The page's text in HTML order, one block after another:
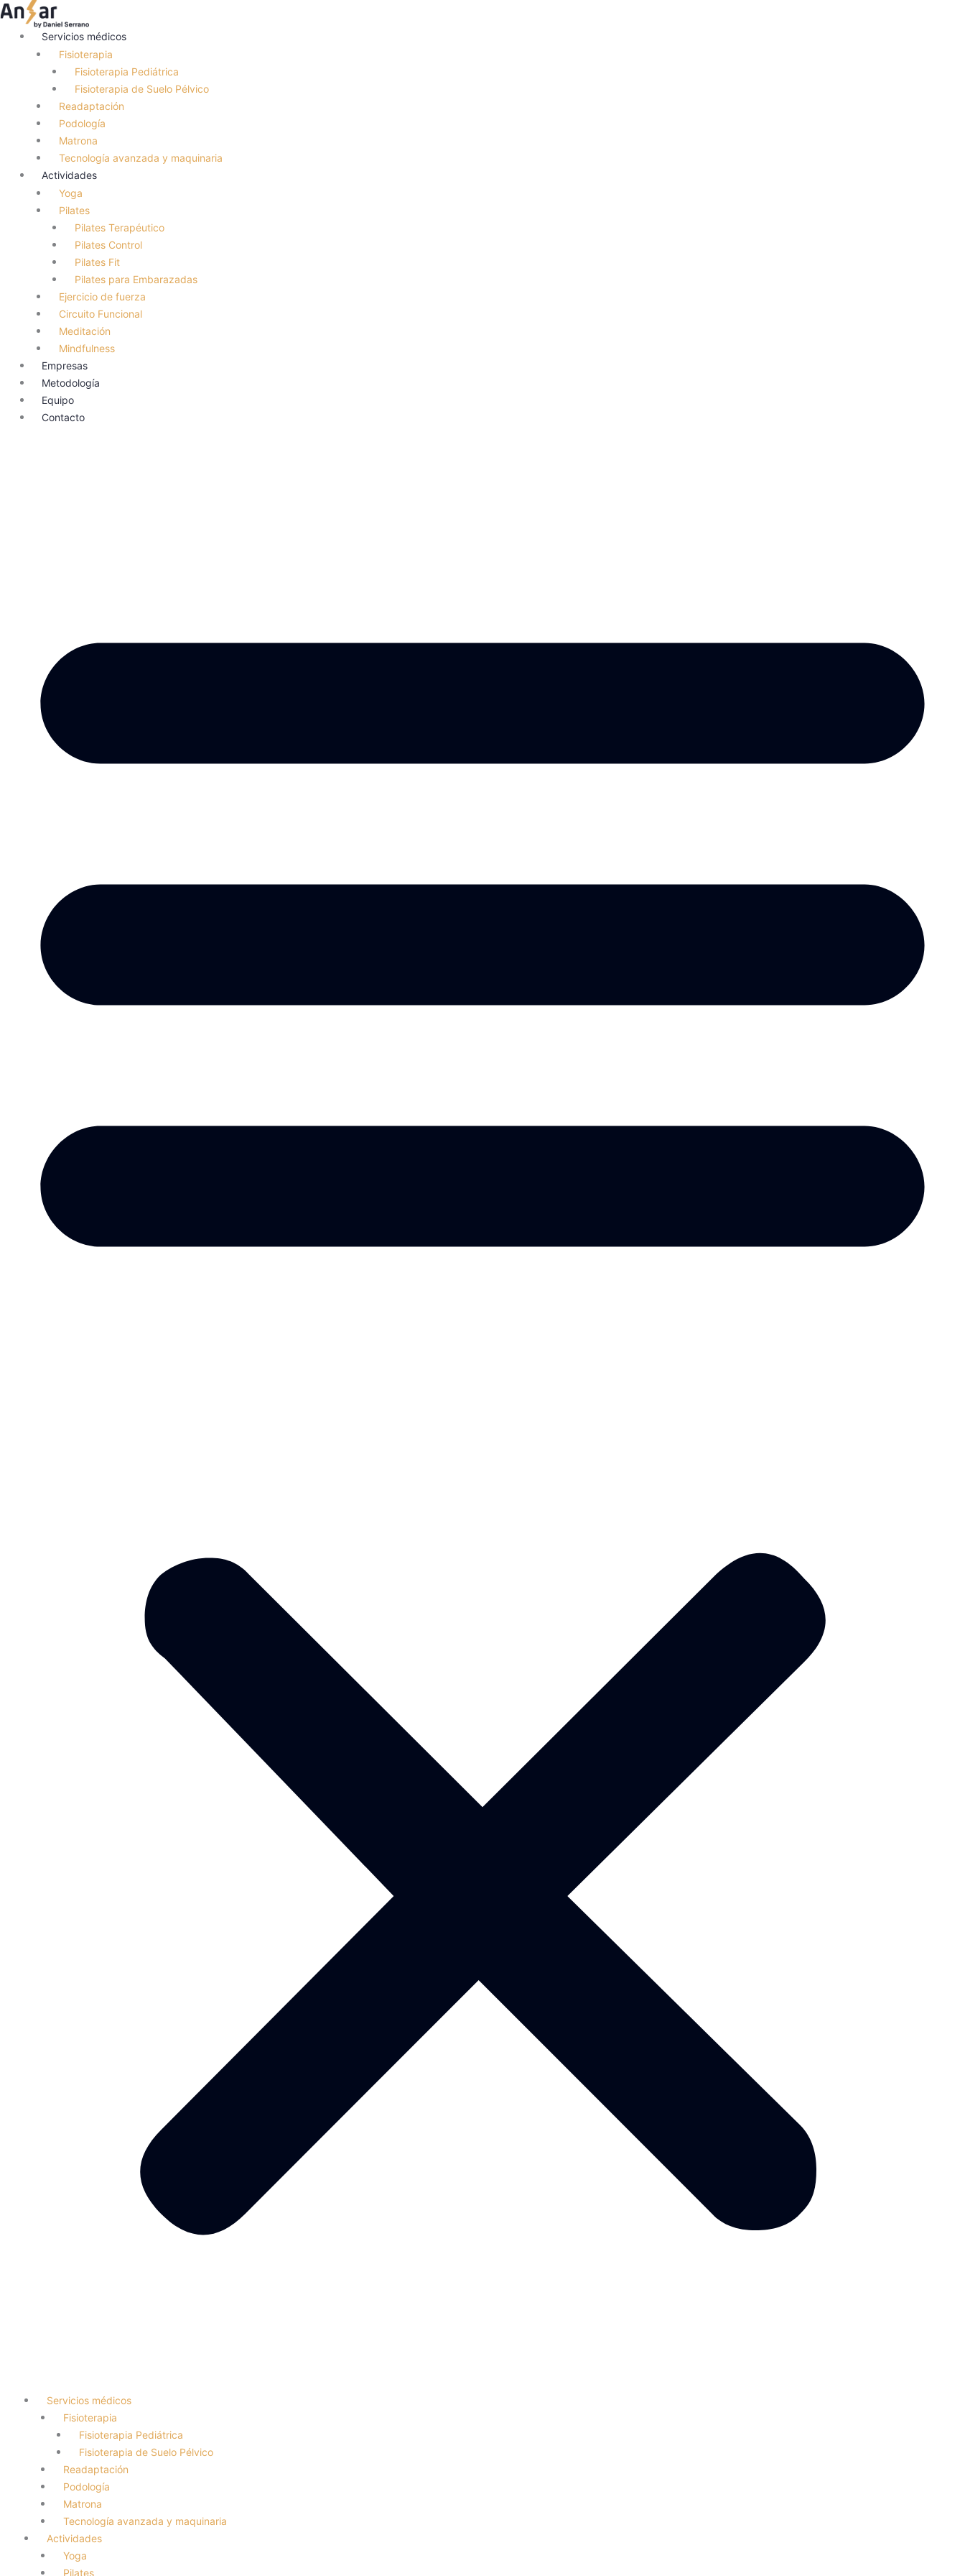
Ir
contenidoServicios médicos
Fisioterapia
Fisioterapia Pediátrica
Fisioterapia de Suelo Pélvico
Readaptación
Podología
Matrona
Tecnología avanzada y maquinaria
Actividades
Yoga
Pilates
Pilates Terapéutico
Pilates Control
Pilates Fit
Pilates para Embarazadas
Ejercicio de fuerza
Circuito Funcional
Meditación
Mindfulness
Empresas
Metodología
Equipo
Contacto
Servicios médicos
Fisioterapia
Fisioterapia Pediátrica
Fisioterapia de Suelo Pélvico
Readaptación
Podología
Matrona
Tecnología avanzada y maquinaria
Actividades
Yoga
Pilates